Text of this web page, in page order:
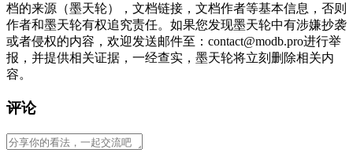
档的来源（墨天轮），文档链接，文档作者等基本信息，否则
作者和墨天轮有权追究责任。如果您发现墨天轮中有涉嫌抄袭
或者侵权的内容，欢迎发送邮件至：contact@modb.pro进行举
报，并提供相关证据，一经查实，墨天轮将立刻删除相关内
容。
评论